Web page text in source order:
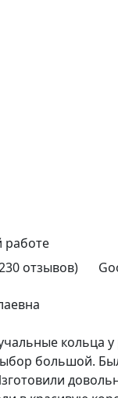
работе
отзывов)
кольца у
большой.